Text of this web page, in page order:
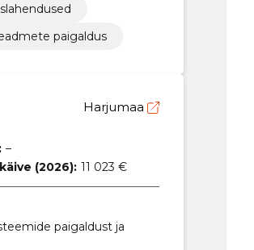
paigaldus
Harjumaa
–
(2026): 11 023 €
paigaldust ja